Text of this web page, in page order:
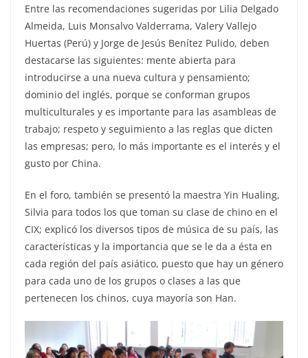
Entre las recomendaciones sugeridas por Lilia Delgado
Almeida, Luis Monsalvo Valderrama, Valery Vallejo
Huertas (Perú) y Jorge de Jesús Benítez Pulido, deben
destacarse las siguientes: mente abierta para
introducirse a una nueva cultura y pensamiento;
dominio del inglés, porque se conforman grupos
multiculturales y es importante para las asambleas de
trabajo; respeto y seguimiento a las reglas que dicten
las empresas; pero, lo más importante es el interés y el
gusto por China.
En el foro, también se presentó la maestra Yin Hualing,
Silvia para todos los que toman su clase de chino en el
CIX; explicó los diversos tipos de música de su país, las
características y la importancia que se le da a ésta en
cada región del país asiático, puesto que hay un género
para cada uno de los grupos o clases a las que
pertenecen los chinos, cuya mayoría son Han.